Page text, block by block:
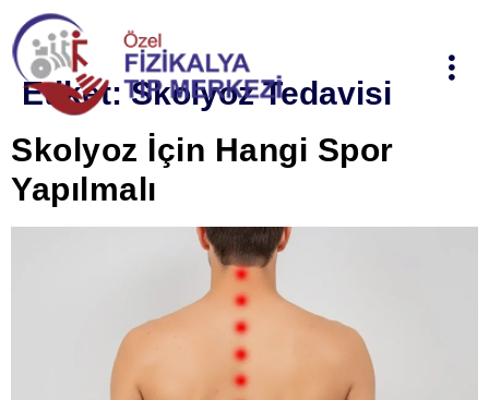
Etiket:Skolyoz Tedavisi
Skolyoz İçin Hangi Spor
Yapılmalı